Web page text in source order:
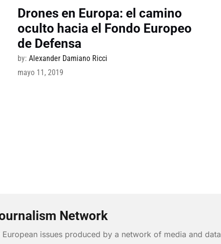
Drones en Europa: el camino
oculto hacia el Fondo Europeo
de Defensa
by: Alexander Damiano Ricci
mayo 11, 2019
Network
issues produced by a network of media and data